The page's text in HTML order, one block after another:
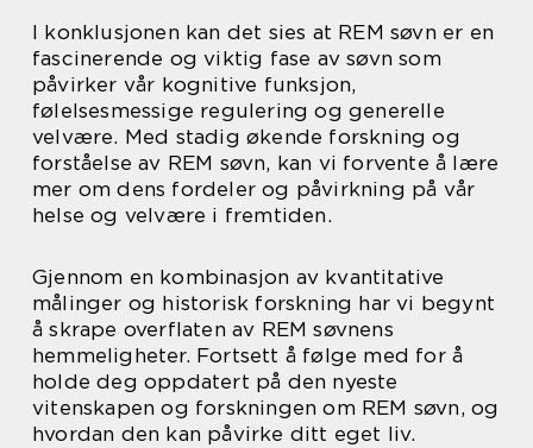
I konklusjonen kan det sies at REM søvn er en
fascinerende og viktig fase av søvn som
påvirker vår kognitive funksjon,
følelsesmessige regulering og generelle
velvære. Med stadig økende forskning og
forståelse av REM søvn, kan vi forvente å lære
mer om dens fordeler og påvirkning på vår
helse og velvære i fremtiden.
Gjennom en kombinasjon av kvantitative
målinger og historisk forskning har vi begynt
å skrape overflaten av REM søvnens
hemmeligheter. Fortsett å følge med for å
holde deg oppdatert på den nyeste
vitenskapen og forskningen om REM søvn, og
hvordan den kan påvirke ditt eget liv.